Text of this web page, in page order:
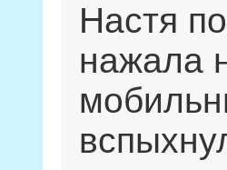
Настя
нажала